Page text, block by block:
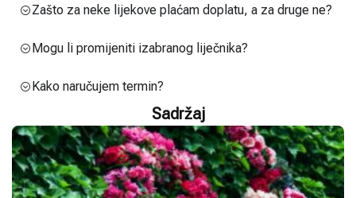
Zašto za neke lijekove plaćam doplatu, a za druge ne?
Mogu li promijeniti izabranog liječnika?
Kako naručujem termin?
Sadržaj